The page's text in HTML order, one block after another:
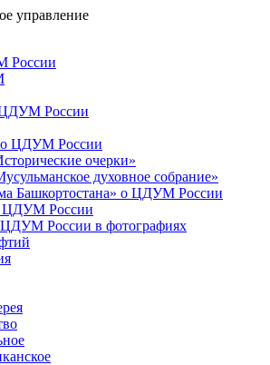
управление
России
России
о ЦДУМ России
очерки»
духовное собрание»
Башкортостана» о ЦДУМ России
ЦДУМ России
России в фотографиях